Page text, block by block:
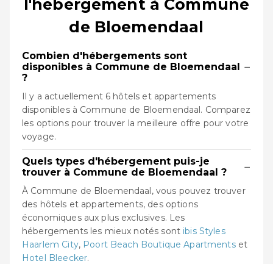
l'hébergement à Commune
de Bloemendaal
Combien d'hébergements sont
disponibles à Commune de Bloemendaal
?
−
Il y a actuellement 6 hôtels et appartements
disponibles à Commune de Bloemendaal. Comparez
les options pour trouver la meilleure offre pour votre
voyage.
Quels types d'hébergement puis-je
trouver à Commune de Bloemendaal ?
−
À Commune de Bloemendaal, vous pouvez trouver
des hôtels et appartements, des options
économiques aux plus exclusives. Les
hébergements les mieux notés sont ibis Styles
Haarlem City, Poort Beach Boutique Apartmentset
Hotel Bleecker.